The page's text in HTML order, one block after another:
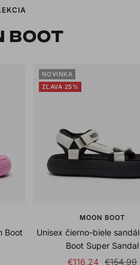
BOOT
Boot
NOVINKA
ZĽAVA 25%
MOON BOOT
Unisex čierno-biele
Boot Super Sandal
Sale
€116,24 Regular
€154,99